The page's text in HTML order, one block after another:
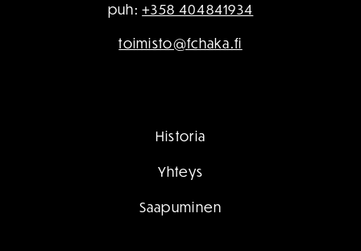
puh:+358 404841934
toimisto@fchaka.fi
Historia
Yhteys
Saapuminen